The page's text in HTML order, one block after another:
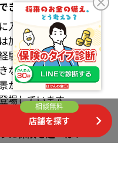
きる？
入りにくいといわれ
加入が可能です。日
験する人も多く、が
ながら生活する人も
から、がん経験者で
場しています。
に保険を選べばい
店舗を探す
相談無料